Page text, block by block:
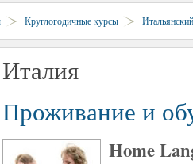
Круглогодичные курсы Итальянский
Италия
Проживание и
Home